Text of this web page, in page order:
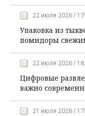
22 июля 2026 /
Упаковка из
помидоры
22 июля 2026 /
Цифровые
важно
21 июля 2026 /